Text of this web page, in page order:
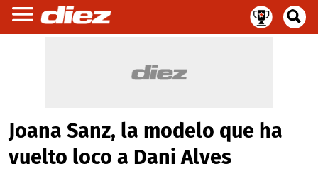
Joana Sanz, la modelo que ha
vuelto loco a Dani Alves